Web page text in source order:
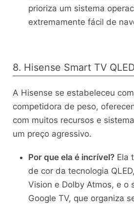
prioriza um sistema
extremamente fácil de
8. Hisense Smart TV
A Hisense se estabeleceu
competidora de peso,
com muitos recursos e
um preço agressivo.
Por que ela é incrível?Ela
de cor da tecnologia
Vision e Dolby Atmos, e o
Google TV, que organiza